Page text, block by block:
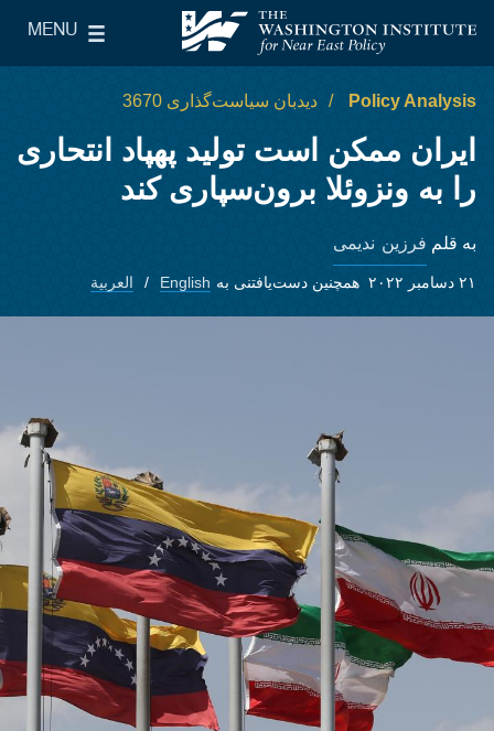
The Washington Institute for Near East Policy
MENU
Main Menu
Policy Analysis دیدبان سیاست‌گذاری 3670
ایران ممکن است تولید پهپاد انتحاری
را به ونزوئلا برون‌سپاری کند
به قلم فرزین ندیمی
۲۱ دسامبر ۲۰۲۲ همچنین دست‌یافتنی به English العربية